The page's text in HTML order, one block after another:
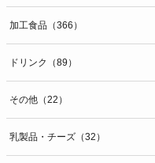
加工食品（366）
ドリンク（89）
その他（22）
乳製品・チーズ（32）